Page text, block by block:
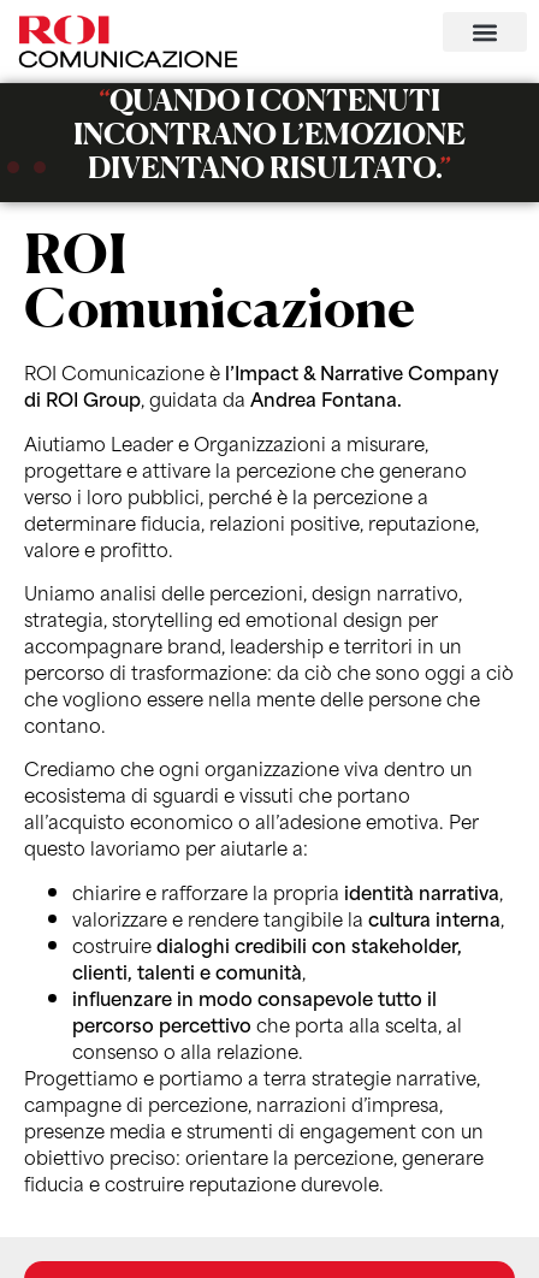
“QUANDO I CONTENUTI
INCONTRANO L’EMOZIONE
DIVENTANO RISULTATO.”
ROI
Comunicazione
ROI Comunicazione è l’Impact & Narrative Company
di ROI Group, guidata da Andrea Fontana.
Aiutiamo Leader e Organizzazioni a misurare,
progettare e attivare la percezione che generano
verso i loro pubblici, perché è la percezione a
determinare fiducia, relazioni positive, reputazione,
valore e profitto.
Uniamo analisi delle percezioni, design narrativo,
strategia, storytelling ed emotional design per
accompagnare brand, leadership e territori in un
percorso di trasformazione: da ciò che sono oggi a ciò
che vogliono essere nella mente delle persone che
contano.
Crediamo che ogni organizzazione viva dentro un
ecosistema di sguardi e vissuti che portano
all’acquisto economico o all’adesione emotiva. Per
questo lavoriamo per aiutarle a:
chiarire e rafforzare la propria identità narrativa,
valorizzare e rendere tangibile la cultura interna,
costruiredialoghi credibili con stakeholder,
clienti, talenti e comunità,
influenzare in modo consapevole tutto il
percorso percettivo che porta alla scelta, al
consenso o alla relazione.
Progettiamo e portiamo a terra strategie narrative,
campagne di percezione, narrazioni d’impresa,
presenze media e strumenti di engagement con un
obiettivo preciso: orientare la percezione, generare
fiducia e costruire reputazione durevole.